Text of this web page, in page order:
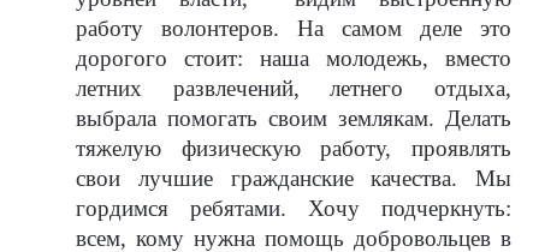
работу волонтеров. На самом деле это
дорогого стоит: наша молодежь, вместо
летних развлечений, летнего отдыха,
выбрала помогать своим землякам. Делать
тяжелую физическую работу, проявлять
свои лучшие гражданские качества. Мы
гордимся ребятами. Хочу подчеркнуть:
всем, кому нужна помощь добровольцев в